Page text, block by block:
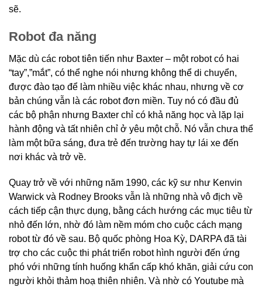
sẽ.
Robot đa năng
Mặc dù các robot tiên tiến như Baxter – một robot có hai
“tay”,”mắt”, có thể nghe nói nhưng không thể di chuyển,
được đào tạo để làm nhiều việc khác nhau, nhưng về cơ
bản chúng vẫn là các robot đơn miền. Tuy nó có đầu đủ
các bộ phận nhưng Baxter chỉ có khả năng học và lặp lại
hành động và tất nhiên chỉ ở yêu một chỗ. Nó vẫn chưa thể
làm một bữa sáng, đưa trẻ đến trường hay tự lái xe đến
nơi khác và trở về.
Quay trở về với những năm 1990, các kỹ sư như Kenvin
Warwick và Rodney Brooks vẫn là những nhà vô địch về
cách tiếp cận thực dụng, bằng cách hướng các mục tiêu từ
nhỏ đến lớn, nhờ đó làm nềm móm cho cuộc cách mạng
robot từ đó về sau. Bộ quốc phòng Hoa Kỳ, DARPA đã tài
trợ cho các cuộc thi phát triển robot hình người đến ứng
phó với những tính huống khẩn cấp khó khăn, giải cứu con
người khỏi thảm hoạ thiên nhiên. Và nhờ có Youtube mà